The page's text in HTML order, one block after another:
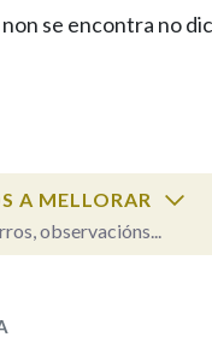
FIGURAS
PORTAL DAS
Bluesky
LEMAS
se encontra no
A MELLORAR
observacións...